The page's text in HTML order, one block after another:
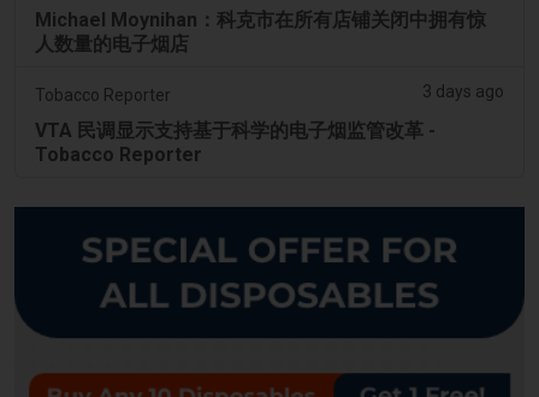
Michael Moynihan：科克市在所有店铺关闭中拥有惊
人数量的电子烟店
Tobacco Reporter 3 days ago
VTA 民调显示支持基于科学的电子烟监管改革 -
Tobacco Reporter